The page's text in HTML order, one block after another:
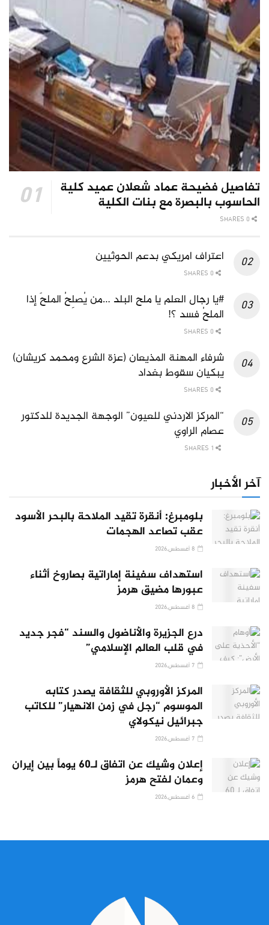
تفاصيل فضيحة عماد شعلان عميد كلية
الحاسوب بالبصرة مع بنات الكلية
اعتراف امريكي بدعم الحوثيين
#يا رجال العلم يا ملح البلد …من يُصلِحُ الملحَ إذا
الملحُ فسد ؟!
شرفاء المهنة المذيعان (عزة الشرع ومحمد كريشان)
يبكيان سقوط بغداد
“المركز الاردني للعيون” الوجهة الجديدة للدكتور
عصام الراوي
آخر الأخبار
بلومبرغ: أنقرة تقيد الملاحة بالبحر الأسود
عقب تصاعد الهجمات
استهداف سفينة إماراتية بصاروخ أثناء
عبورها مضيق هرمز
درع الجزيرة والأناضول والسند “فجر جديد
في قلب العالم الإسلامي”
المركز الأوروبي للثقافة يصدر كتابه
الموسوم “رجل في زمن الانهيار” للكاتب
جبرائيل نيكولاي
إعلان وشيك عن اتفاق لـ60 يوماً بين إيران
وعمان لفتح هرمز